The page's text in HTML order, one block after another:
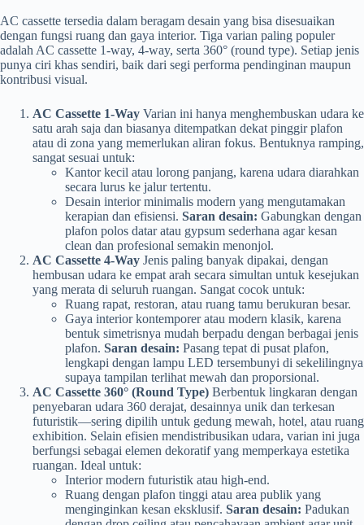
AC cassette tersedia dalam beragam desain yang bisa disesuaikan
dengan fungsi ruang dan gaya interior. Tiga varian paling populer
adalah AC cassette 1-way, 4-way, serta 360° (round type). Setiap jenis
punya ciri khas sendiri, baik dari segi performa pendinginan maupun
kontribusi visual.
AC Cassette 1-Way Varian ini hanya menghembuskan udara ke
satu arah saja dan biasanya ditempatkan dekat pinggir plafon
atau di zona yang memerlukan aliran fokus. Bentuknya ramping,
sangat sesuai untuk:
Kantor kecil atau lorong panjang, karena udara diarahkan
secara lurus ke jalur tertentu.
Desain interior minimalis modern yang mengutamakan
kerapian dan efisiensi. Saran desain: Gabungkan dengan
plafon polos datar atau gypsum sederhana agar kesan
clean dan profesional semakin menonjol.
AC Cassette 4-Way Jenis paling banyak dipakai, dengan
hembusan udara ke empat arah secara simultan untuk kesejukan
yang merata di seluruh ruangan. Sangat cocok untuk:
Ruang rapat, restoran, atau ruang tamu berukuran besar.
Gaya interior kontemporer atau modern klasik, karena
bentuk simetrisnya mudah berpadu dengan berbagai jenis
plafon. Saran desain: Pasang tepat di pusat plafon,
lengkapi dengan lampu LED tersembunyi di sekelilingnya
supaya tampilan terlihat mewah dan proporsional.
AC Cassette 360° (Round Type) Berbentuk lingkaran dengan
penyebaran udara 360 derajat, desainnya unik dan terkesan
futuristik—sering dipilih untuk gedung mewah, hotel, atau ruang
exhibition. Selain efisien mendistribusikan udara, varian ini juga
berfungsi sebagai elemen dekoratif yang memperkaya estetika
ruangan. Ideal untuk:
Interior modern futuristik atau high-end.
Ruang dengan plafon tinggi atau area publik yang
menginginkan kesan eksklusif. Saran desain: Padukan